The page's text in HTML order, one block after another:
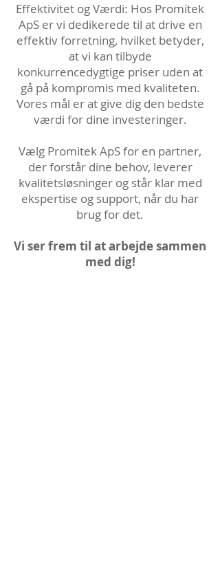
Effektivitet og Værdi: Hos Promitek
ApS er vi dedikerede til at drive en
effektiv forretning, hvilket betyder,
at vi kan tilbyde
konkurrencedygtige priser uden at
gå på kompromis med kvaliteten.
Vores mål er at give dig den bedste
værdi for dine investeringer.
Vælg Promitek ApS for en partner,
der forstår dine behov, leverer
kvalitetsløsninger og står klar med
ekspertise og support, når du har
brug for det.
Vi ser frem til at arbejde sammen
med dig!